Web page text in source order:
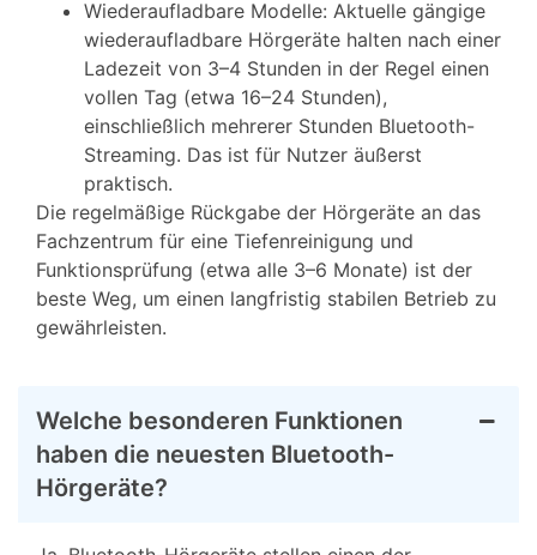
Wiederaufladbare Modelle: Aktuelle gängige
wiederaufladbare Hörgeräte halten nach einer
Ladezeit von 3–4 Stunden in der Regel einen
vollen Tag (etwa 16–24 Stunden),
einschließlich mehrerer Stunden Bluetooth-
Streaming. Das ist für Nutzer äußerst
praktisch.
Die regelmäßige Rückgabe der Hörgeräte an das
Fachzentrum für eine Tiefenreinigung und
Funktionsprüfung (etwa alle 3–6 Monate) ist der
beste Weg, um einen langfristig stabilen Betrieb zu
gewährleisten.
Welche besonderen Funktionen
haben die neuesten Bluetooth-
Hörgeräte?